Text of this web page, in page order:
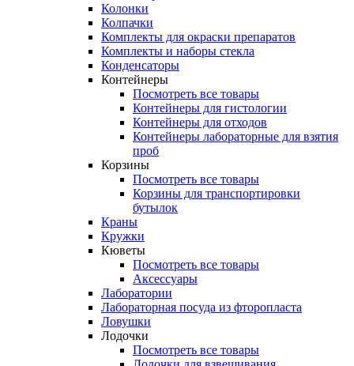
Колонки
Колпачки
Комплекты для окраски препаратов
Комплекты и наборы стекла
Конденсаторы
Контейнеры
Посмотреть все товары
Контейнеры для гистологии
Контейнеры для отходов
Контейнеры лабораторные для взятия
проб
Корзины
Посмотреть все товары
Корзины для транспортировки
бутылок
Краны
Кружки
Кюветы
Посмотреть все товары
Аксессуары
Лаборатории
Лабораторная посуда из фторопласта
Ловушки
Лодочки
Посмотреть все товары